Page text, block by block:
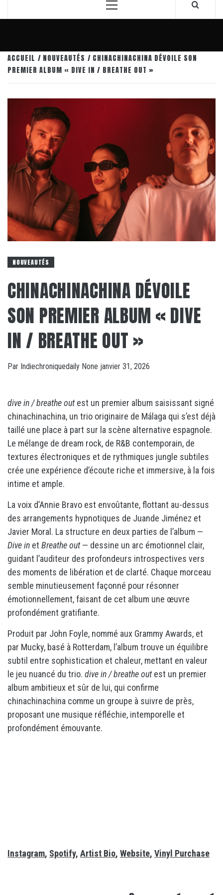
Menu
ACCUEIL NOUVEAUTÉS
CHINACHINACHINA DÉVOILE SON
PREMIER ALBUM « DIVE IN / BREATHE OUT »
NOUVEAUTÉS
CHINACHINACHINA DÉVOILE
SON PREMIER ALBUM « DIVE
IN / BREATHE OUT »
Par Indiechroniquedaily None janvier 31, 2026
dive in / breathe outest un premier album saisissant signé
chinachinachina, un trio originaire de Málaga qui s’est déjà
taillé une place à part sur la scène alternative espagnole.
Le mélange de dream rock, de R&B contemporain, de
textures électroniques et de rythmiques jungle subtiles
crée une expérience d’écoute riche et immersive, à la fois
intime et ample.
La voix d’Annie Bravo est envoûtante, flottant au-dessus
des arrangements hypnotiques de Juande Jiménez et
Javier Moral. La structure en deux parties de l’album —
Dive in et Breathe out— dessine un arc émotionnel clair,
guidant l’auditeur des profondeurs introspectives vers
des moments de libération et de clarté. Chaque morceau
semble minutieusement façonné pour résonner
émotionnellement, faisant de cet album une œuvre
profondément gratifiante.
Produit par John Foyle, nommé aux Grammy Awards, et
par Mucky, basé à Rotterdam, l’album trouve un équilibre
subtil entre sophistication et chaleur, mettant en valeur
le jeu nuancé du trio. dive in / breathe outest un premier
album ambitieux et sûr de lui, qui confirme
chinachinachina comme un groupe à suivre de près,
proposant une musique réfléchie, intemporelle et
profondément émouvante.
Instagram, Spotify, Artist Bio, Website, Vinyl Purchase